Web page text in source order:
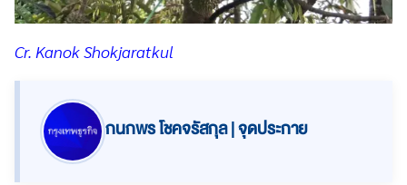
Cr. Kanok Shokjaratkul
กนกพร โชคจรัสกุล | จุดประกาย